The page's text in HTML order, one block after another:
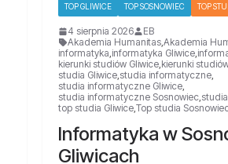
TOP GLIWICE TOP SOSNOWIEC TOP
4 sierpnia 2026
EB
Akademia Humanitas, Akademia
informatyka informatyka Gliwice,
kierunki studiów Gliwice, kierunki
studia Gliwice, studia informatyczne,
studia informatyczne Gliwice,
studia informatyczne Sosnowiec,
top studia Gliwice, Top studia
Informatyka w
Gliwicach